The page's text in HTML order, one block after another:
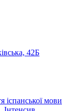
42Б
іспанської мови